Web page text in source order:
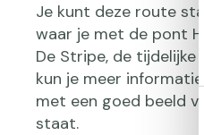
Je kunt deze route
waar je met de pont
De Stripe, de tijdelijke
kun je meer
met een goed beeld
staat.